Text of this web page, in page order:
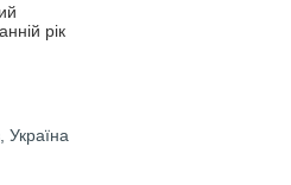
рік
Україна